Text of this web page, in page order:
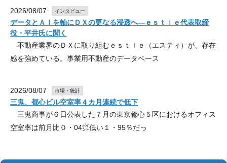
2026/08/07 インタビュー
データとＡＩを軸にＤＸの更なる浸透へ―ｅｓｔｉｅ代表取締
役・平井氏に聞く
不動産業界のＤＸに取り組むｅｓｔｉｅ（エスティ）が、存在
感を強めている。事業用不動産のデータベース
2026/08/07 市場・統計
三鬼、都心ビル空室率４カ月連続で低下
三鬼商事が６日公表した７月の東京都心５区におけるオフィス
空室率は前月比０・04㌽低い１・95％だっ